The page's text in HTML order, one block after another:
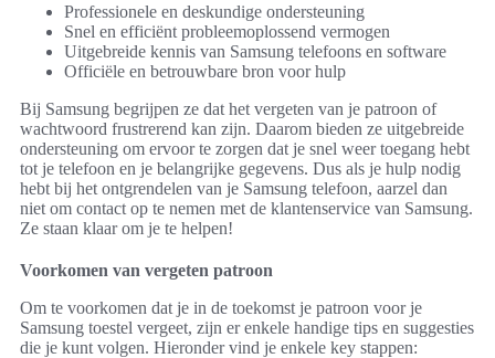
Professionele en deskundige ondersteuning
Snel en efficiënt probleemoplossend vermogen
Uitgebreide kennis van Samsung telefoons en software
Officiële en betrouwbare bron voor hulp
Bij Samsung begrijpen ze dat het vergeten van je patroon of
wachtwoord frustrerend kan zijn. Daarom bieden ze uitgebreide
ondersteuning om ervoor te zorgen dat je snel weer toegang hebt
tot je telefoon en je belangrijke gegevens. Dus als je hulp nodig
hebt bij het ontgrendelen van je Samsung telefoon, aarzel dan
niet om contact op te nemen met de klantenservice van Samsung.
Ze staan klaar om je te helpen!
Voorkomen van vergeten patroon
Om te voorkomen dat je in de toekomst je patroon voor je
Samsung toestel vergeet, zijn er enkele handige tips en suggesties
die je kunt volgen. Hieronder vind je enkele key stappen: